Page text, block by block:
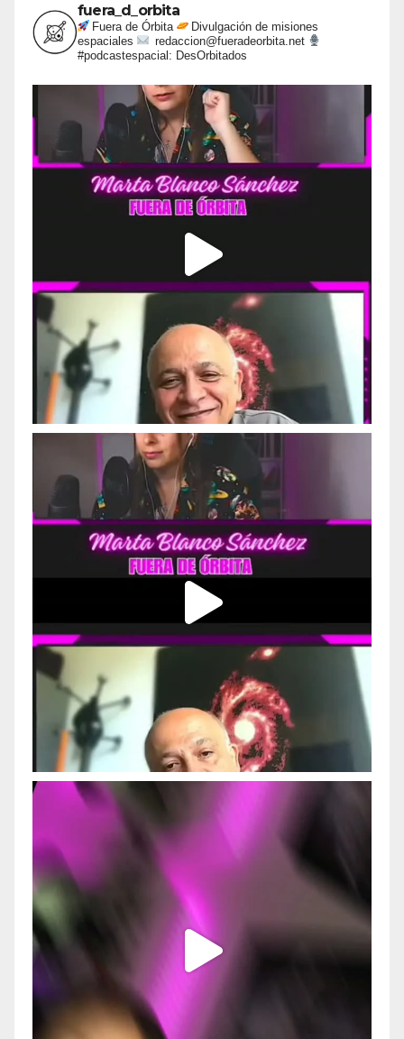
fuera_d_orbita
Fuera de Órbita
Divulgación de misiones
espaciales
redaccion@fueradeorbita.net
#podcastespacial: DesOrbitados